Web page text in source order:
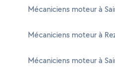
Mécaniciens moteur à
Mécaniciens moteur à
Mécaniciens moteur à